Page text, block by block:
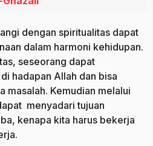
dengan spiritualitas dapat
dalam harmoni kehidupan.
seseorang dapat
hadapan Allah dan bisa
masalah. Kemudian melalui
menyadari tujuan
kenapa kita harus bekerja